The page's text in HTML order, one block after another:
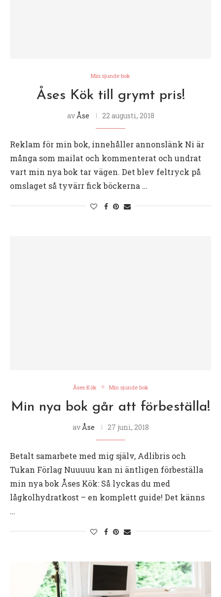
Min sjunde bok
Åses Kök till grymt pris!
av Åse 22 augusti, 2018
Reklam för min bok, innehåller annonslänk Ni är
många som mailat och kommenterat och undrat
vart min nya bok tar vägen. Det blev feltryck på
omslaget så tyvärr fick böckerna …
Åses Kök Min sjunde bok
Min nya bok går att förbeställa!
av Åse 27 juni, 2018
Betalt samarbete med mig själv, Adlibris och
Tukan Förlag Nuuuuu kan ni äntligen förbeställa
min nya bok Åses Kök: Så lyckas du med
lågkolhydratkost – en komplett guide! Det känns
…